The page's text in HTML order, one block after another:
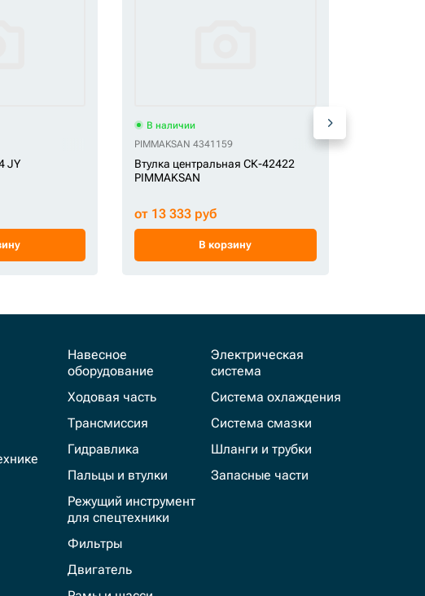
OEM CA4893018
JY
В наличии
PIMMAKSAN 4341159
Втулка центральная СК-42422
PIMMAKSAN
от 13 333 руб
В корзину
Навесное
оборудование
Ходовая часть
Трансмиссия
Гидравлика
Пальцы и втулки
Режущий инструмент
для спецтехники
Фильтры
Двигатель
Электрическая
система
Система охлаждения
Система смазки
Шланги и трубки
Запасные части